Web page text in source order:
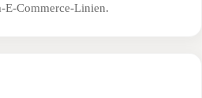
E-Commerce-Linien.